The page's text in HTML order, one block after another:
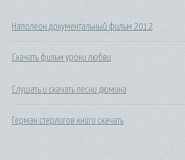
Наполеон документальный фильм 2012
Скачать фильм уроки любви
Слушать и скачать песни дюмина
Герман стерлигов книги скачать